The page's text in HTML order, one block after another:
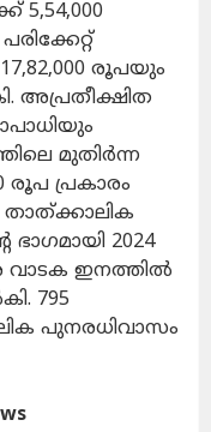
5,54,000
രൂപയും
അപ്രതീക്ഷിത
മുതിർന്ന
രൂപ പ്രകാരം
2024
വാടക ഇനത്തിൽ
795
പുനരധിവാസം